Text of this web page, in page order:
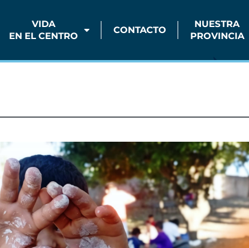
VIDA
EN EL CENTRO
CONTACTO
NUESTRA
PROVINCIA